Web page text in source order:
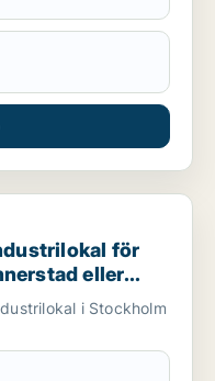
för uthyrning i
för
eller
i Stockholm